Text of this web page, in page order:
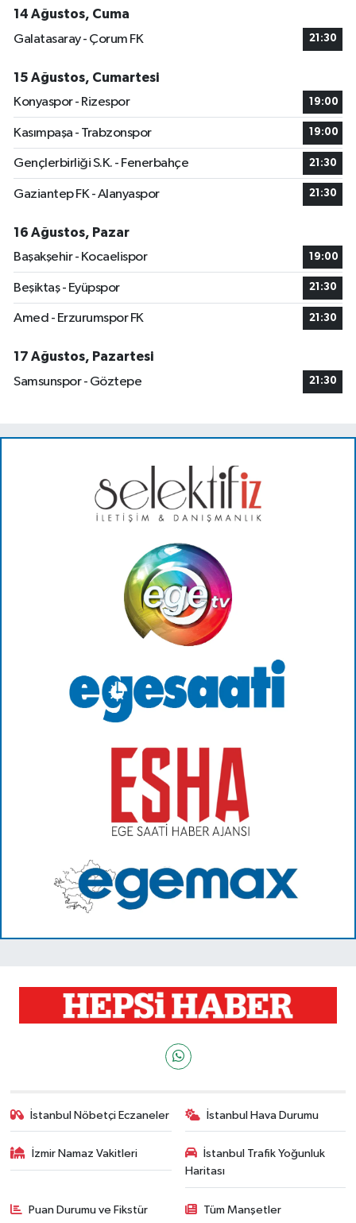
14 Ağustos, Cuma
Galatasaray - Çorum FK
21:30
15 Ağustos, Cumartesi
Konyaspor - Rizespor
19:00
Kasımpaşa - Trabzonspor 19:00
Gençlerbirliği S.K. - Fenerbahçe 21:30
Gaziantep FK - Alanyaspor 21:30
16 Ağustos, Pazar
Başakşehir - Kocaelispor
19:00
Beşiktaş - Eyüpspor 21:30
Amed - Erzurumspor FK 21:30
17 Ağustos, Pazartesi
Samsunspor - Göztepe
21:30
İstanbul Nöbetçi Eczaneler İstanbul Hava Durumu
İzmir Namaz Vakitleri
İstanbul Trafik Yoğunluk
Haritası
Puan Durumu ve Fikstür Tüm Manşetler